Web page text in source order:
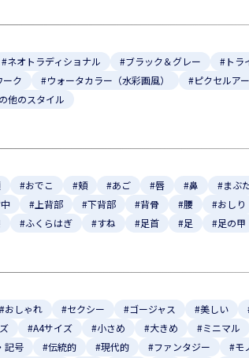
#ネオトラディショナル #ブラック＆グレー #トラ
ーク #ウォータカラー（水彩画風） #ピクセルア
他のスタイル
#おでこ #頬 #あご #唇 #鼻 #まぶ
#上背部 #下背部 #背骨 #腰 #おしり
#ふくらはぎ #すね #足首 #足 #足の甲
#おしゃれ #セクシー #ゴージャス #美しい
#A4サイズ #小さめ #大きめ #ミニマル
記号 #伝統的 #現代的 #ファンタジー #モ